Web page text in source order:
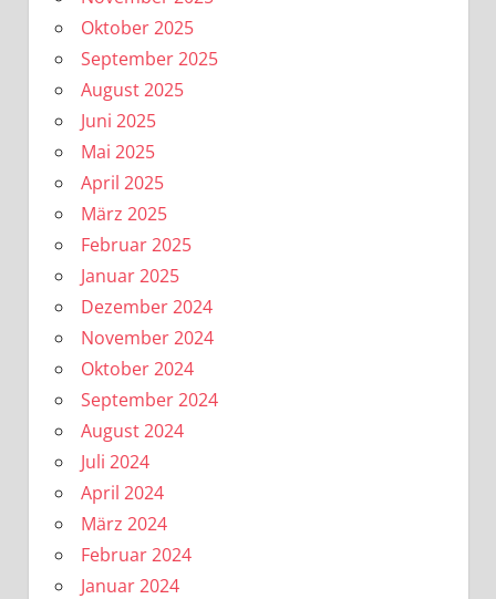
Oktober 2025
September 2025
August 2025
Juni 2025
Mai 2025
April 2025
März 2025
Februar 2025
Januar 2025
Dezember 2024
November 2024
Oktober 2024
September 2024
August 2024
Juli 2024
April 2024
März 2024
Februar 2024
Januar 2024